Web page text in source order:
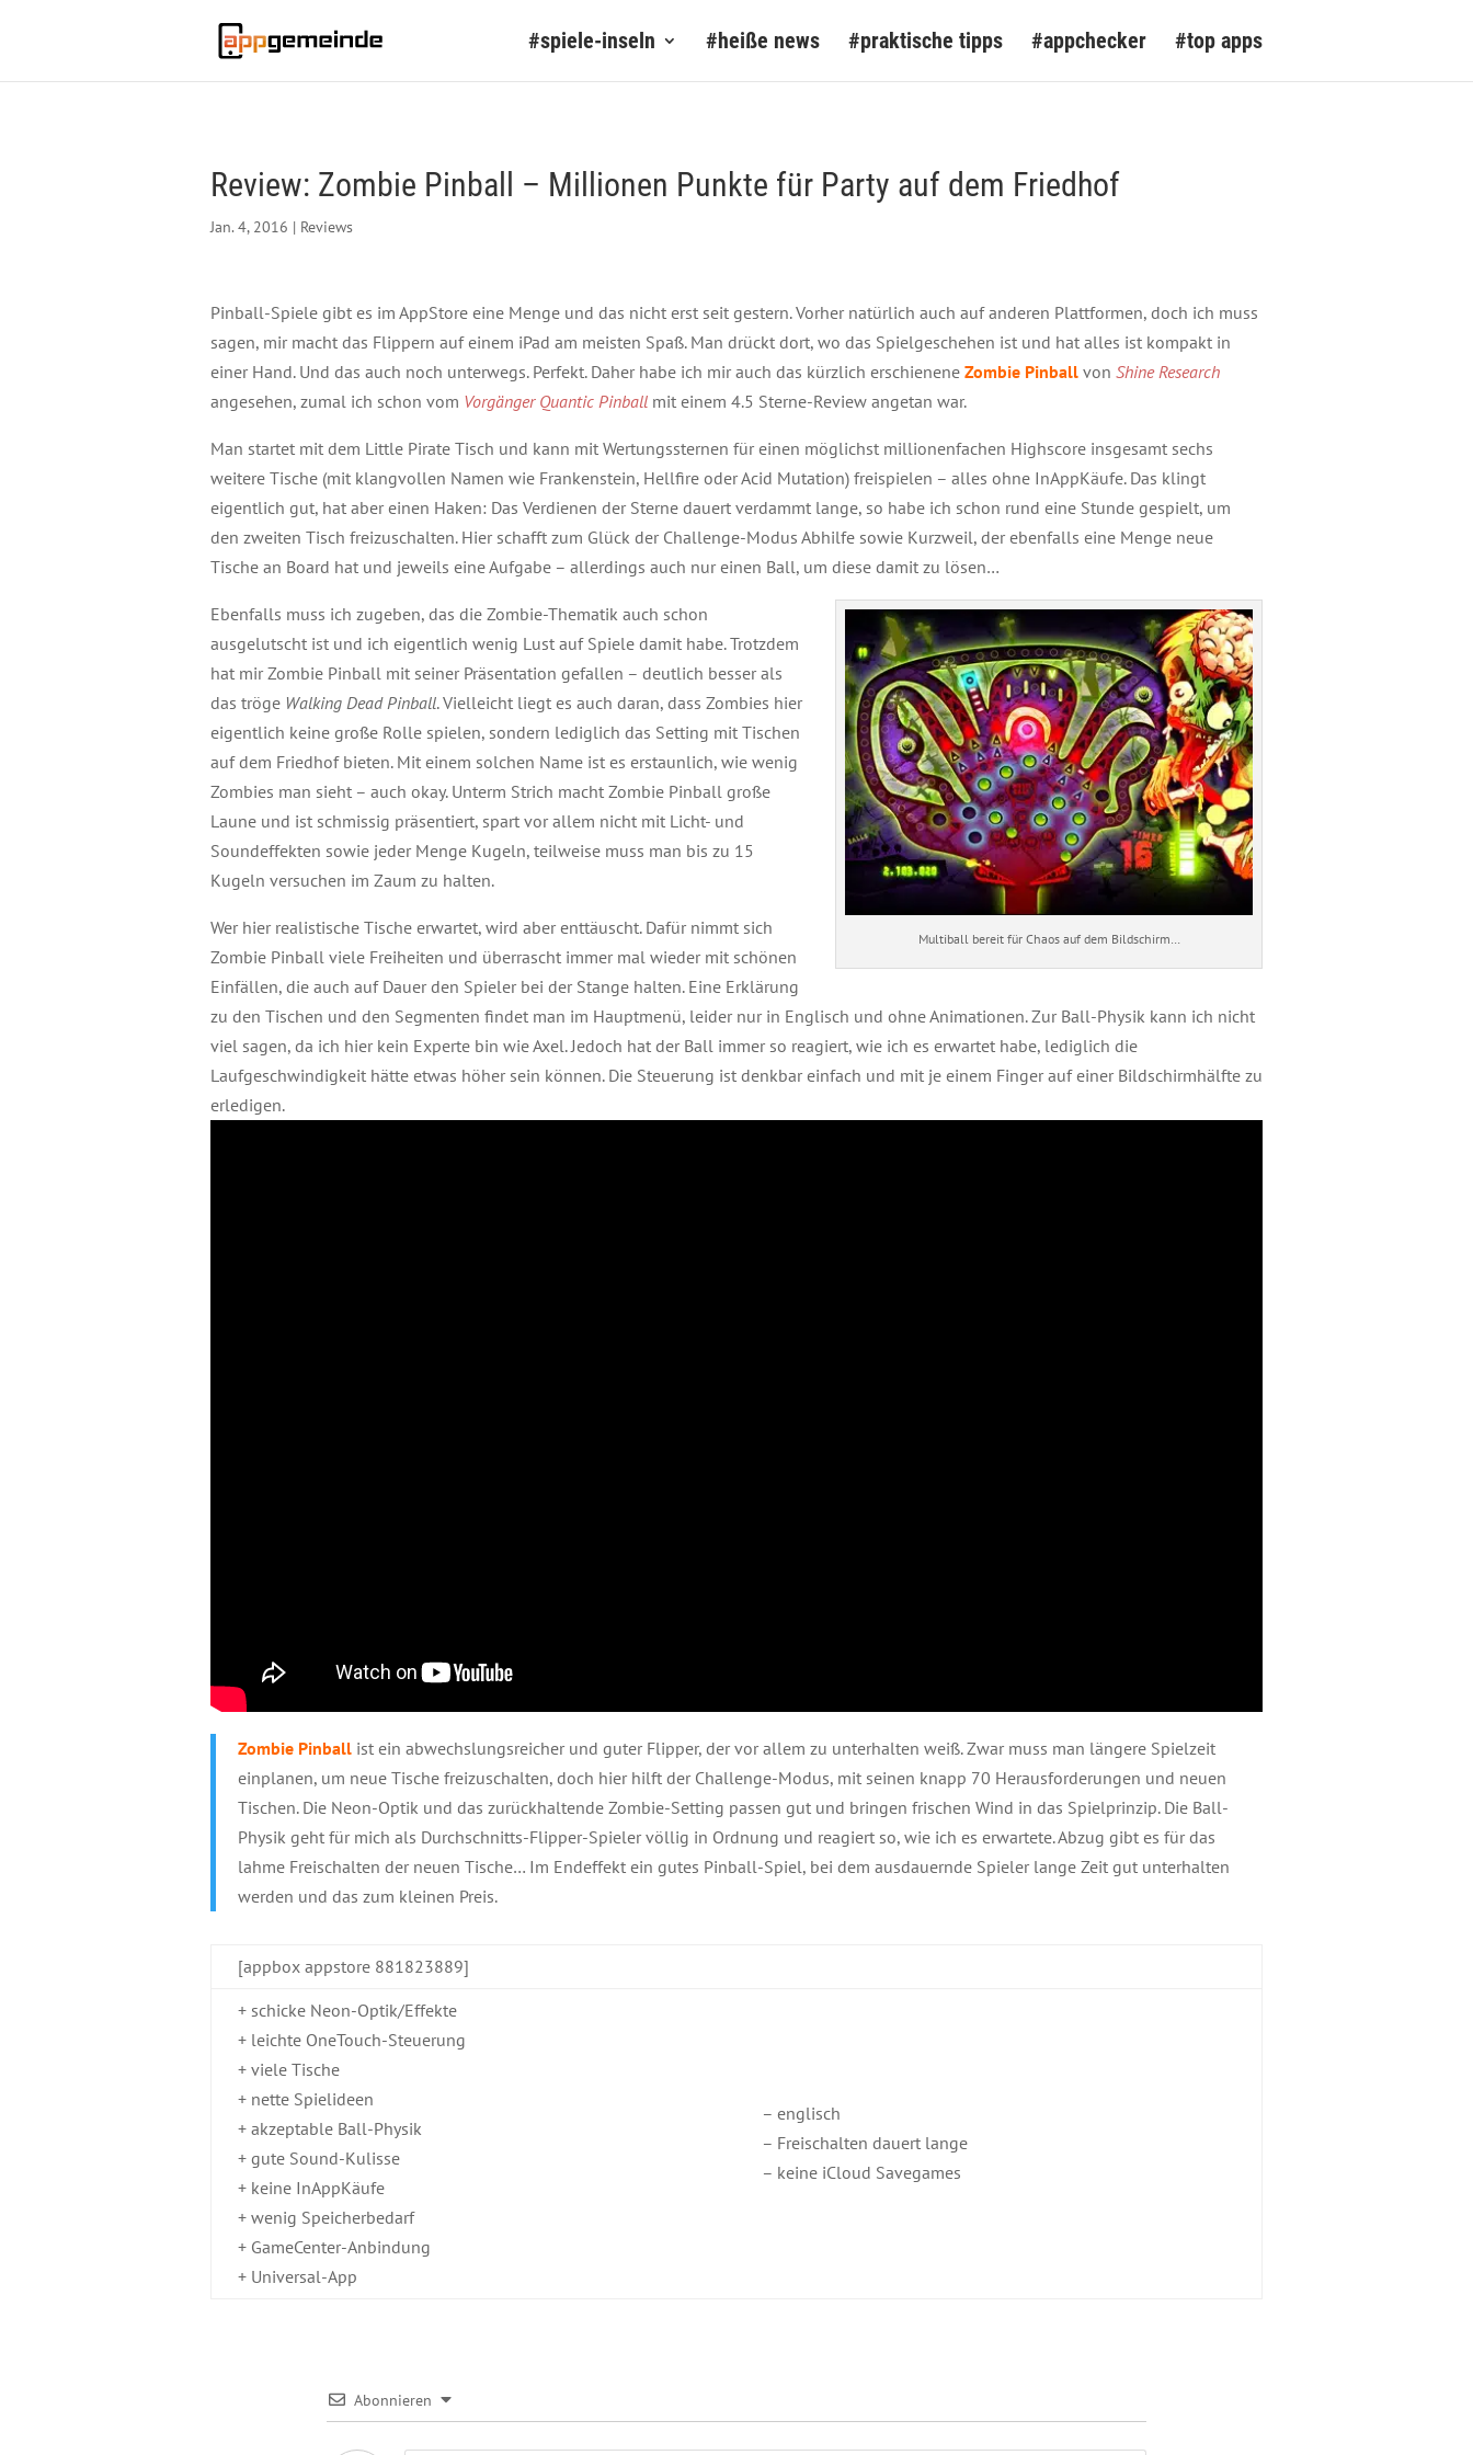
#spiele-inseln #heiße news #praktische tipps #appchecker #top apps
Review: Zombie Pinball – Millionen Punkte für Party auf dem Friedhof
Jan. 4, 2016 | Reviews
Pinball-Spiele gibt es im AppStore eine Menge und das nicht erst seit gestern. Vorher natürlich auch auf anderen Plattformen, doch ich muss
sagen, mir macht das Flippern auf einem iPad am meisten Spaß. Man drückt dort, wo das Spielgeschehen ist und hat alles ist kompakt in
einer Hand. Und das auch noch unterwegs. Perfekt. Daher habe ich mir auch das kürzlich erschienene Zombie Pinball von Shine Research
angesehen, zumal ich schon vom Vorgänger Quantic Pinball mit einem 4.5 Sterne-Review angetan war.
Man startet mit dem Little Pirate Tisch und kann mit Wertungssternen für einen möglichst millionenfachen Highscore insgesamt sechs
weitere Tische (mit klangvollen Namen wie Frankenstein, Hellfire oder Acid Mutation) freispielen – alles ohne InAppKäufe. Das klingt
eigentlich gut, hat aber einen Haken: Das Verdienen der Sterne dauert verdammt lange, so habe ich schon rund eine Stunde gespielt, um
den zweiten Tisch freizuschalten. Hier schafft zum Glück der Challenge-Modus Abhilfe sowie Kurzweil, der ebenfalls eine Menge neue
Tische an Board hat und jeweils eine Aufgabe – allerdings auch nur einen Ball, um diese damit zu lösen…
Multiball bereit für Chaos auf dem Bildschirm…
Ebenfalls muss ich zugeben, das die Zombie-Thematik auch schon
ausgelutscht ist und ich eigentlich wenig Lust auf Spiele damit habe. Trotzdem
hat mir Zombie Pinball mit seiner Präsentation gefallen – deutlich besser als
das tröge Walking Dead Pinball. Vielleicht liegt es auch daran, dass Zombies hier
eigentlich keine große Rolle spielen, sondern lediglich das Setting mit Tischen
auf dem Friedhof bieten. Mit einem solchen Name ist es erstaunlich, wie wenig
Zombies man sieht – auch okay. Unterm Strich macht Zombie Pinball große
Laune und ist schmissig präsentiert, spart vor allem nicht mit Licht- und
Soundeffekten sowie jeder Menge Kugeln, teilweise muss man bis zu 15
Kugeln versuchen im Zaum zu halten.
Wer hier realistische Tische erwartet, wird aber enttäuscht. Dafür nimmt sich
Zombie Pinball viele Freiheiten und überrascht immer mal wieder mit schönen
Einfällen, die auch auf Dauer den Spieler bei der Stange halten. Eine Erklärung
zu den Tischen und den Segmenten findet man im Hauptmenü, leider nur in Englisch und ohne Animationen. Zur Ball-Physik kann ich nicht
viel sagen, da ich hier kein Experte bin wie Axel. Jedoch hat der Ball immer so reagiert, wie ich es erwartet habe, lediglich die
Laufgeschwindigkeit hätte etwas höher sein können. Die Steuerung ist denkbar einfach und mit je einem Finger auf einer Bildschirmhälfte zu
erledigen.
Zombie Pinball ist ein abwechslungsreicher und guter Flipper, der vor allem zu unterhalten weiß. Zwar muss man längere Spielzeit
einplanen, um neue Tische freizuschalten, doch hier hilft der Challenge-Modus, mit seinen knapp 70 Herausforderungen und neuen
Tischen. Die Neon-Optik und das zurückhaltende Zombie-Setting passen gut und bringen frischen Wind in das Spielprinzip. Die Ball-
Physik geht für mich als Durchschnitts-Flipper-Spieler völlig in Ordnung und reagiert so, wie ich es erwartete. Abzug gibt es für das
lahme Freischalten der neuen Tische… Im Endeffekt ein gutes Pinball-Spiel, bei dem ausdauernde Spieler lange Zeit gut unterhalten
werden und das zum kleinen Preis.
[appbox appstore 881823889]
+ schicke Neon-Optik/Effekte
+ leichte OneTouch-Steuerung
+ viele Tische
+ nette Spielideen
+ akzeptable Ball-Physik
+ gute Sound-Kulisse
+ keine InAppKäufe
+ wenig Speicherbedarf
+ GameCenter-Anbindung
+ Universal-App
– englisch
– Freischalten dauert lange
– keine iCloud Savegames
Abonnieren